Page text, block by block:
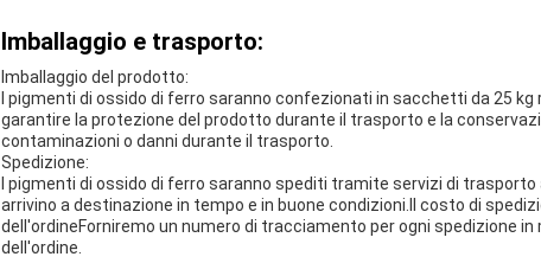
Imballaggio e trasporto:
Imballaggio del prodotto:
I pigmenti di ossido di ferro saranno confezionati in sacchetti da 25
garantire la protezione del prodotto durante il trasporto e la
contaminazioni o danni durante il trasporto.
Spedizione:
I pigmenti di ossido di ferro saranno spediti tramite servizi di
arrivino a destinazione in tempo e in buone condizioni.Il costo di
dell'ordineForniremo un numero di tracciamento per ogni spedizione
dell'ordine.